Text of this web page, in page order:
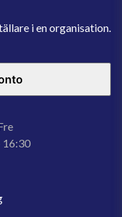
i en organisation.
16:30